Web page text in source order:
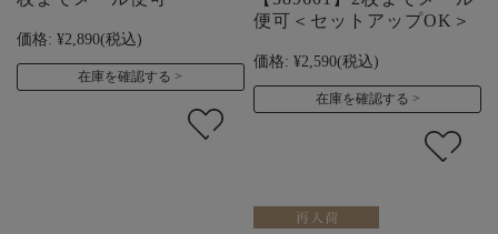
価格: ¥2,890(税込)
在庫を確認する
便可＜セットアップOK＞
価格: ¥2,590(税込)
在庫を確認する